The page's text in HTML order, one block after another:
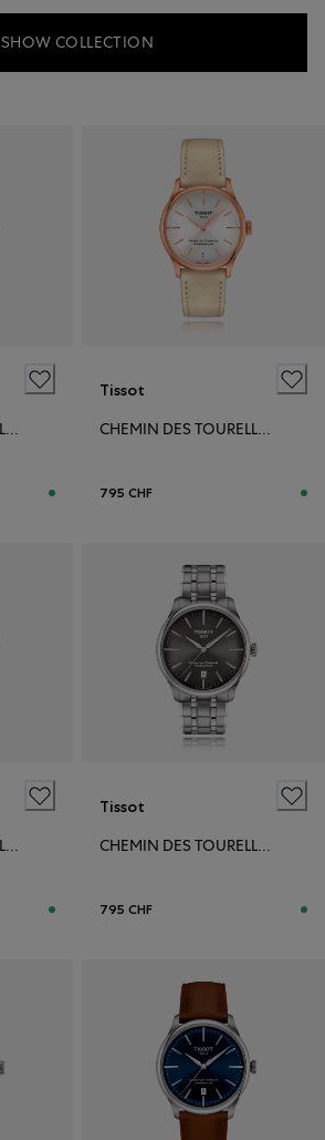
SHOW COLLECTION
CHEMIN DES TOURELLES POWERMATIC 80 34MM
Tissot
CHEMIN DES TOURELLES POWERMATIC 80 34MM
795 CHF
CHEMIN DES TOURELLES POWERMATIC 80 34MM
Tissot
CHEMIN DES TOURELLES POWERMATIC 80 39MM
795 CHF